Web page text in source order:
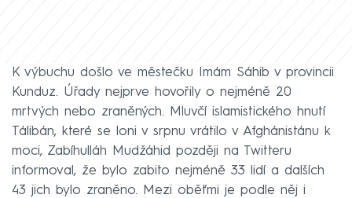
K výbuchu došlo ve městečku Imám Sáhib v provincii
Kunduz. Úřady nejprve hovořily o nejméně 20
mrtvých nebo zraněných. Mluvčí islamistického hnutí
Tálibán, které se loni v srpnu vrátilo v Afghánistánu k
moci, Zabíhulláh Mudžáhid později na Twitteru
informoval, že bylo zabito nejméně 33 lidí a dalších
43 jich bylo zraněno. Mezi oběťmi je podle něj i